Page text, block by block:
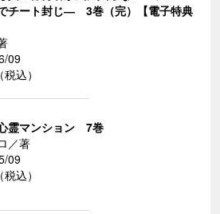
チート封じ― 3巻（完）【電子特典
09
込）
霊マンション 7巻
／著
09
込）